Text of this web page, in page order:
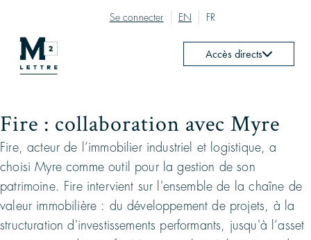
Se connecter EN FR
Accès directs
Fire : collaboration avec Myre
Fire, acteur de l’immobilier industriel et logistique, a
choisi Myre comme outil pour la gestion de son
patrimoine. Fire intervient sur l'ensemble de la chaîne de
valeur immobilière : du développement de projets, à la
structuration d'investissements performants, jusqu'à l’asset